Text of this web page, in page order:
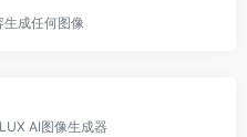
生成任何图像
AI图像生成器